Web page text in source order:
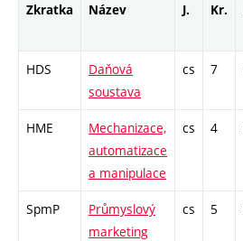
Zkratka Název J. Kr.
HDS
Daňová
soustava
cs 7
HME
Mechanizace,
automatizace
a manipulace
cs 4
SpmP
Průmyslový
marketing
cs 5